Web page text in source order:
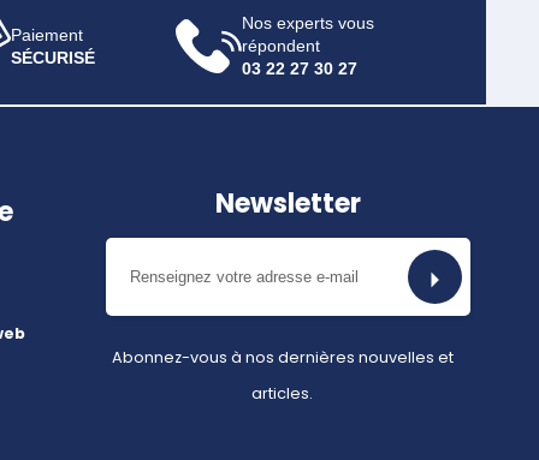
Paiement
SÉCURISÉ
Nos experts vous
répondent
03 22 27 30 27
Newsletter
Abonnez-vous à nos dernières nouvelles et
articles.